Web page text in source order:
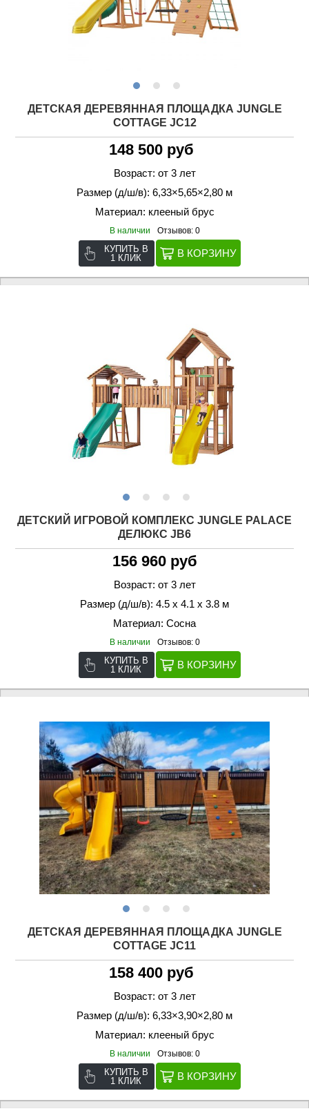
ДЕТСКАЯ ДЕРЕВЯННАЯ ПЛОЩАДКА JUNGLE
COTTAGE JC12
148 500 руб
Возраст: от 3 лет
Размер (д/ш/в): 6,33×5,65×2,80 м
Материал: клееный брус
В наличии Отзывов: 0
КУПИТЬ В
1 КЛИК
ДЕТСКИЙ ИГРОВОЙ КОМПЛЕКС JUNGLE PALACE
ДЕЛЮКС JВ6
156 960 руб
Возраст: от 3 лет
Размер (д/ш/в): 4.5 х 4.1 х 3.8 м
Материал: Сосна
В наличии Отзывов: 0
КУПИТЬ В
1 КЛИК
ДЕТСКАЯ ДЕРЕВЯННАЯ ПЛОЩАДКА JUNGLE
COTTAGE JC11
158 400 руб
Возраст: от 3 лет
Размер (д/ш/в): 6,33×3,90×2,80 м
Материал: клееный брус
В наличии Отзывов: 0
КУПИТЬ В
1 КЛИК